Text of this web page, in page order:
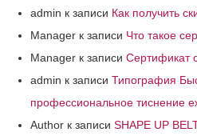
admin к записи Как получить
Manager к записи Что такое
Manager к записиСертификат
admin к записиТипография
профессиональное тиснение
Author к записиSHAPE UP